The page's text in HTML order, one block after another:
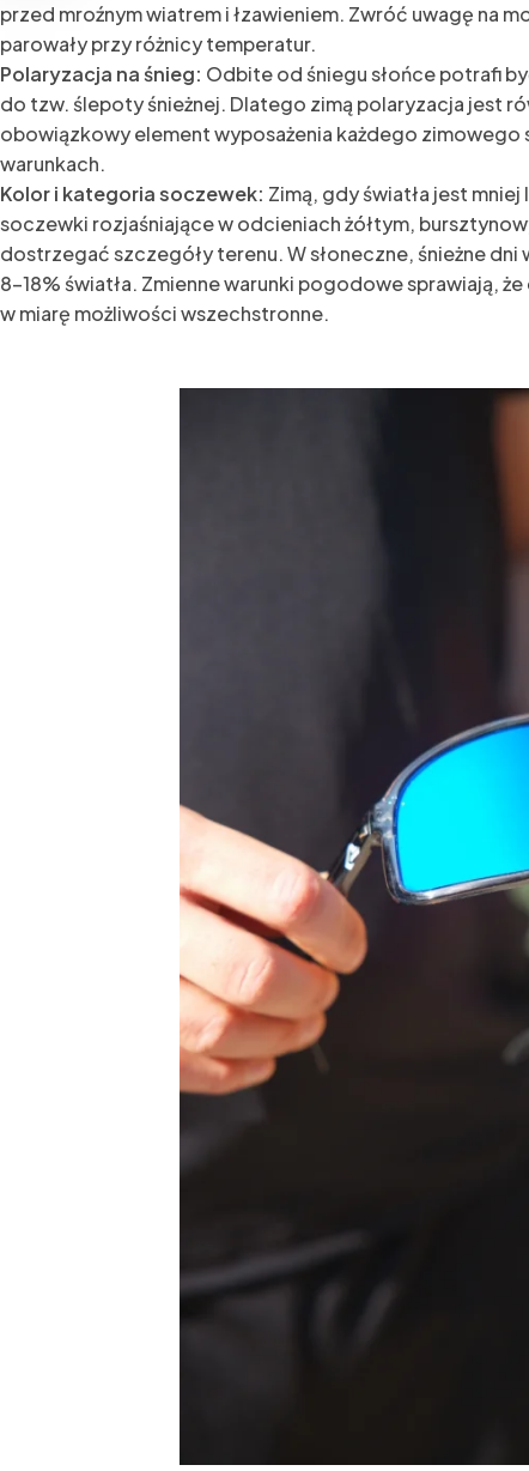
przed mroźnym wiatrem i łzawieniem. Zwróć uwagę na
parowały przy różnicy temperatur.
Polaryzacja na śnieg: Odbite od śniegu słońce potrafi
do tzw. ślepoty śnieżnej. Dlatego zimą polaryzacja jest
obowiązkowy element wyposażenia każdego
warunkach.
Kolor i kategoria soczewek: Zimą, gdy światła jest
soczewki rozjaśniające w odcieniach żółtym,
dostrzegać szczegóły terenu. W słoneczne, śnieżne
8-18% światła. Zmienne warunki pogodowe sprawiają, że
w miarę możliwości wszechstronne.